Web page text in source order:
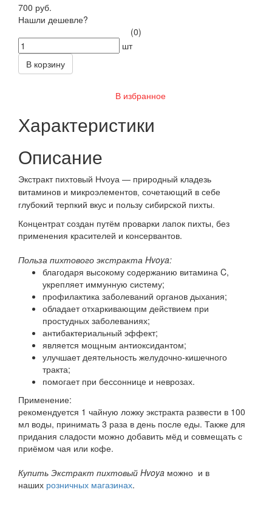
700 руб.
Нашли дешевле?
(0)
шт
В корзину
В избранное
Характеристики
Описание
Экстракт пихтовый Hvoya — природный кладезь
витаминов и микроэлементов, сочетающий в себе
глубокий терпкий вкус и пользу сибирской пихты.
Концентрат создан путём проварки лапок пихты, без
применения красителей и консервантов.
Польза пихтового экстракта Hvoya:
благодаря высокому содержанию витамина C,
укрепляет иммунную систему;
профилактика заболеваний органов дыхания;
обладает отхаркивающим действием при
простудных заболеваниях;
антибактериальный эффект;
является мощным антиоксидантом;
улучшает деятельность желудочно-кишечного
тракта;
помогает при бессоннице и неврозах.
Применение:
рекомендуется 1 чайную ложку экстракта развести в 100
мл воды, принимать 3 раза в день после еды. Также для
придания сладости можно добавить мёд и совмещать с
приёмом чая или кофе.
Купить Экстракт пихтовый Hvoya можно и в
наших розничных магазинах.